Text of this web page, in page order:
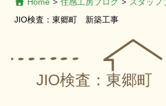
Home > 住感工房ブログ > スタッフ
JIO検査：東郷町 新築工事
JIO検査：東郷町